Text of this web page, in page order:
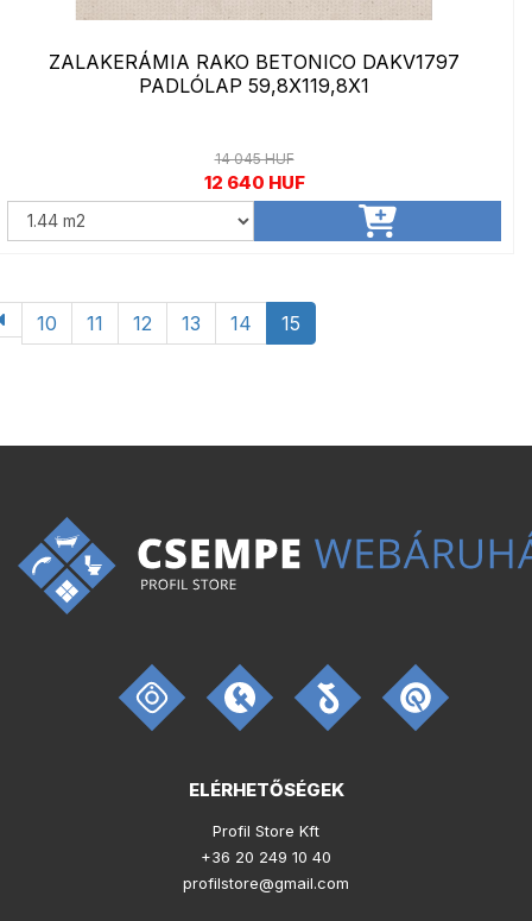
ZALAKERÁMIA RAKO BETONICO DAKV1797
PADLÓLAP 59,8X119,8X1
14 045 HUF
12 640 HUF
10 11 12 13 14 15
ELÉRHETŐSÉGEK
Profil Store Kft
+36 20 249 10 40
profilstore@gmail.com